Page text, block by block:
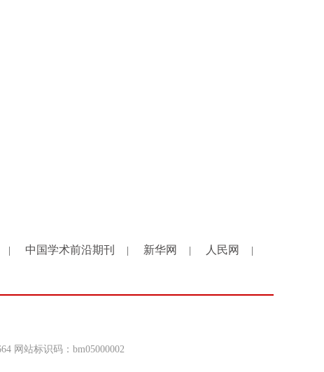
中国学术前沿期刊 新华网 人民网
网站标识码：bm05000002